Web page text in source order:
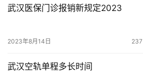
服
航
武汉医保门诊报销新规定2023
2023年8月14日 237
武汉空轨单程多长时间